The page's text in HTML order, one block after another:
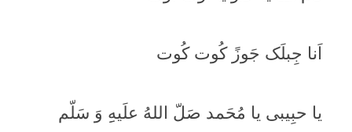
اَنا جِبلَک جَوزً کُوت کُوت
يا حبِيبی يا مُحَمد صَلّ اللهُ علَيهِِ وَ سَلّم